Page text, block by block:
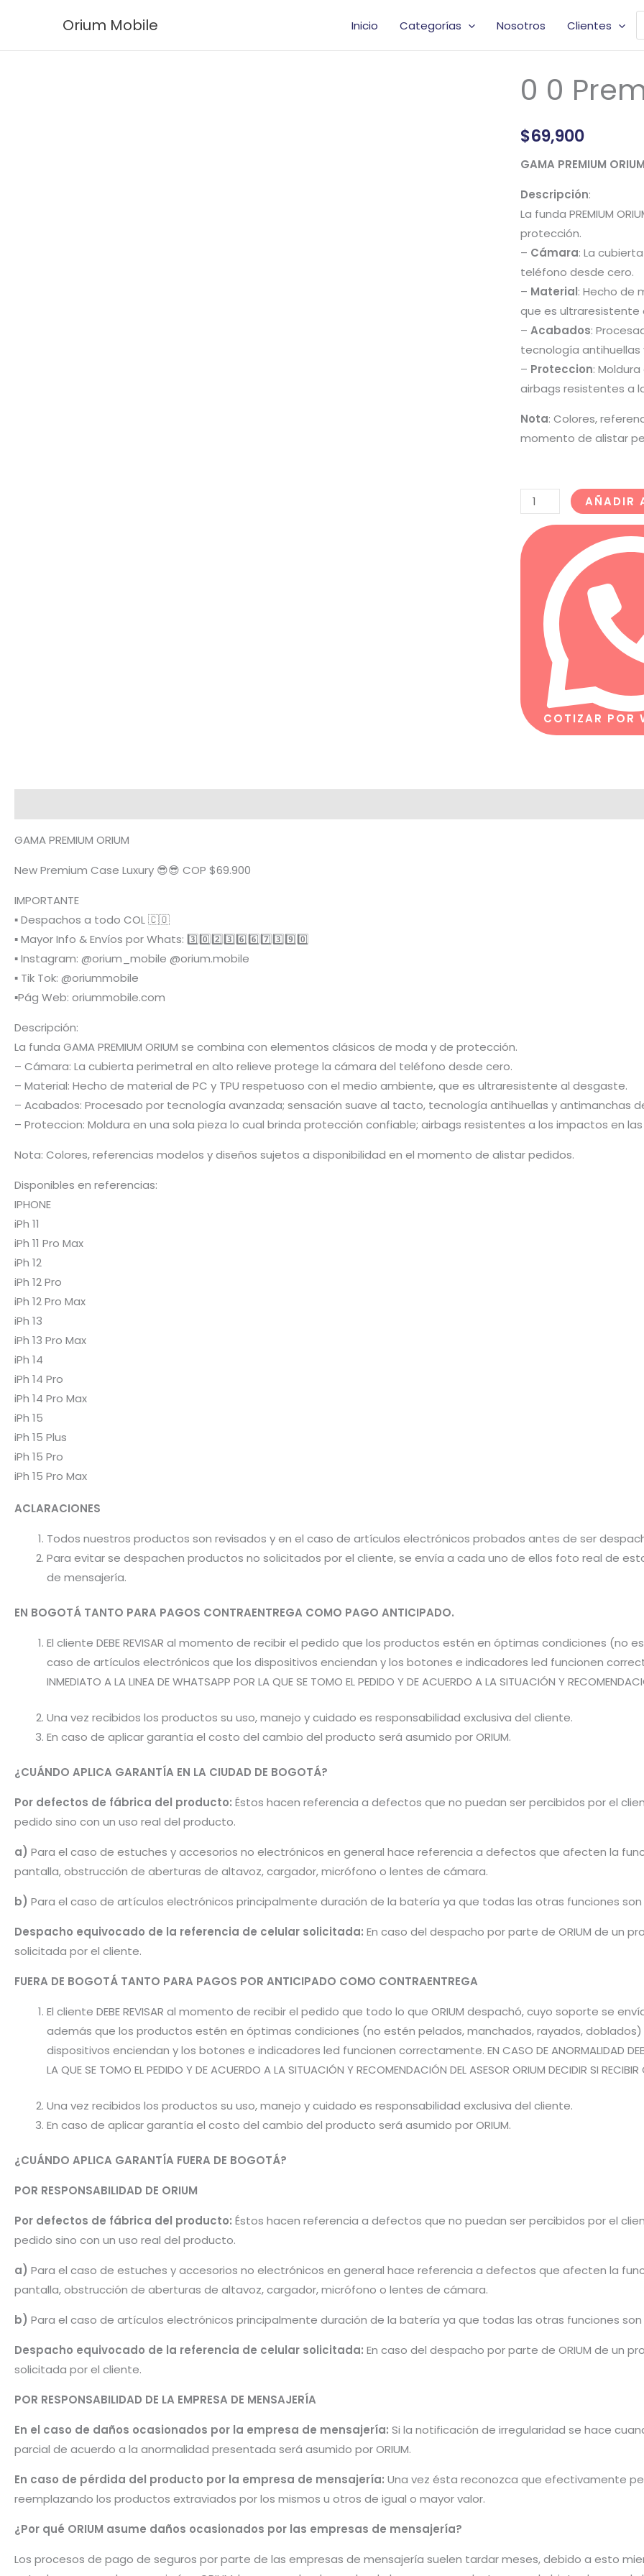
contenido
Orium Mobile Inicio Categorías Nosotros Clientes
0 0
$69,900
GAMA PREMIUM ORIUM
Descripción:
La funda PREMIUM
protección.
– Cámara: La
teléfono desde cero.
– Material: Hecho de
que es ultraresistente
–Acabados:
tecnología
– Proteccion:
airbags resistentes a
Nota: Colores,
momento de alistar
0
0
Case
Luxury
AÑADIR
COTIZAR POR
GAMA PREMIUM ORIUM
New Premium Case Luxury 😎😎 COP $69.900
IMPORTANTE
▪️ Despachos a todo COL 🇨🇴
▪️ Mayor Info & Envíos por Whats: 3️⃣0️⃣2️⃣3️⃣6️⃣6️⃣7️⃣3️⃣9️⃣0️⃣
▪️ Instagram: @orium_mobile @orium.mobile
▪️ Tik Tok: @oriummobile
▪️Pág Web: oriummobile.com
Descripción:
La funda GAMA PREMIUM ORIUM se combina con elementos clásicos de moda y de protección.
– Cámara: La cubierta perimetral en alto relieve protege la cámara del teléfono desde cero.
– Material: Hecho de material de PC y TPU respetuoso con el medio ambiente, que es ultraresistente al desgaste.
– Acabados: Procesado por tecnología avanzada; sensación suave al tacto, tecnología antihuellas y antimanchas
– Proteccion: Moldura en una sola pieza lo cual brinda protección confiable; airbags resistentes a los impactos en
Nota: Colores, referencias modelos y diseños sujetos a disponibilidad en el momento de alistar pedidos.
Disponibles en referencias:
IPHONE
iPh 11
iPh 11 Pro Max
iPh 12
iPh 12 Pro
iPh 12 Pro Max
iPh 13
iPh 13 Pro Max
iPh 14
iPh 14 Pro
iPh 14 Pro Max
iPh 15
iPh 15 Plus
iPh 15 Pro
iPh 15 Pro Max
ACLARACIONES
Todos nuestros productos son revisados y en el caso de artículos electrónicos probados antes de ser
Para evitar se despachen productos no solicitados por el cliente, se envía a cada uno de ellos foto real de
de mensajería.
EN BOGOTÁ TANTO PARA PAGOS CONTRAENTREGA COMO PAGO ANTICIPADO.
El cliente DEBE REVISAR al momento de recibir el pedido que los productos estén en óptimas condiciones
caso de artículos electrónicos que los dispositivos enciendan y los botones e indicadores led funcionen
INMEDIATO A LA LINEA DE WHATSAPP POR LA QUE SE TOMO EL PEDIDO Y DE ACUERDO A LA SITUACIÓN Y
Una vez recibidos los productos su uso, manejo y cuidado es responsabilidad exclusiva del cliente.
En caso de aplicar garantía el costo del cambio del producto será asumido por ORIUM.
¿CUÁNDO APLICA GARANTÍA EN LA CIUDAD DE BOGOTÁ?
Por defectos de fábrica del producto: Éstos hacen referencia a defectos que no puedan ser percibidos por el
pedido sino con un uso real del producto.
a) Para el caso de estuches y accesorios no electrónicos en general hace referencia a defectos que afecten la
pantalla, obstrucción de aberturas de altavoz, cargador, micrófono o lentes de cámara.
b) Para el caso de artículos electrónicos principalmente duración de la batería ya que todas las otras funciones
Despacho equivocado de la referencia de celular solicitada: En caso del despacho por parte de ORIUM de un
solicitada por el cliente.
FUERA DE BOGOTÁ TANTO PARA PAGOS POR ANTICIPADO COMO CONTRAENTREGA
El cliente DEBE REVISAR al momento de recibir el pedido que todo lo que ORIUM despachó, cuyo soporte se
además que los productos estén en óptimas condiciones (no estén pelados, manchados, rayados,
dispositivos enciendan y los botones e indicadores led funcionen correctamente. EN CASO DE ANORMALIDAD DEBE
LA QUE SE TOMO EL PEDIDO Y DE ACUERDO A LA SITUACIÓN Y RECOMENDACIÓN DEL ASESOR ORIUM DECIDIR SI RECIBIR
Una vez recibidos los productos su uso, manejo y cuidado es responsabilidad exclusiva del cliente.
En caso de aplicar garantía el costo del cambio del producto será asumido por ORIUM.
¿CUÁNDO APLICA GARANTÍA FUERA DE BOGOTÁ?
POR RESPONSABILIDAD DE ORIUM
Por defectos de fábrica del producto: Éstos hacen referencia a defectos que no puedan ser percibidos por el
pedido sino con un uso real del producto.
a) Para el caso de estuches y accesorios no electrónicos en general hace referencia a defectos que afecten la
pantalla, obstrucción de aberturas de altavoz, cargador, micrófono o lentes de cámara.
b) Para el caso de artículos electrónicos principalmente duración de la batería ya que todas las otras funciones
Despacho equivocado de la referencia de celular solicitada: En caso del despacho por parte de ORIUM de un
solicitada por el cliente.
POR RESPONSABILIDAD DE LA EMPRESA DE MENSAJERÍA
En el caso de daños ocasionados por la empresa de mensajería: Si la notificación de irregularidad se hace
parcial de acuerdo a la anormalidad presentada será asumido por ORIUM.
En caso de pérdida del producto por la empresa de mensajería: Una vez ésta reconozca que efectivamente
reemplazando los productos extraviados por los mismos u otros de igual o mayor valor.
¿Por qué ORIUM asume daños ocasionados por las empresas de mensajería?
Los procesos de pago de seguros por parte de las empresas de mensajería suelen tardar meses, debido a esto